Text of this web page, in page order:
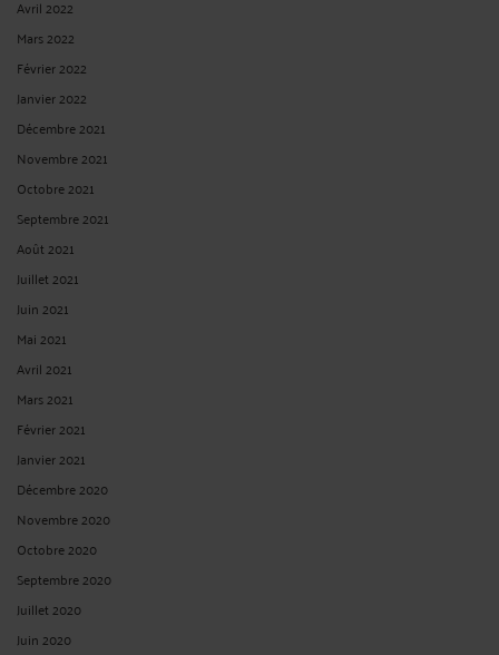
Avril 2022
Mars 2022
Février 2022
Janvier 2022
Décembre 2021
Novembre 2021
Octobre 2021
Septembre 2021
Août 2021
Juillet 2021
Juin 2021
Mai 2021
Avril 2021
Mars 2021
Février 2021
Janvier 2021
Décembre 2020
Novembre 2020
Octobre 2020
Septembre 2020
Juillet 2020
Juin 2020